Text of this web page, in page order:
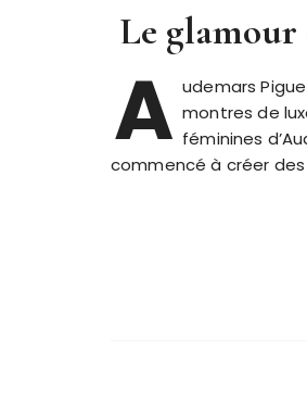
Le glamour
A udemars
montres de
féminines
commencé à créer